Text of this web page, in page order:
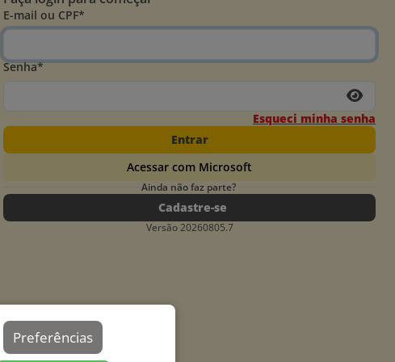
Preferências
E-mail ou CPF*
Senha*
Esqueci minha senha
Entrar
Acessar com Microsoft
Ainda não faz parte?
Cadastre-se
Versão 20260805.7